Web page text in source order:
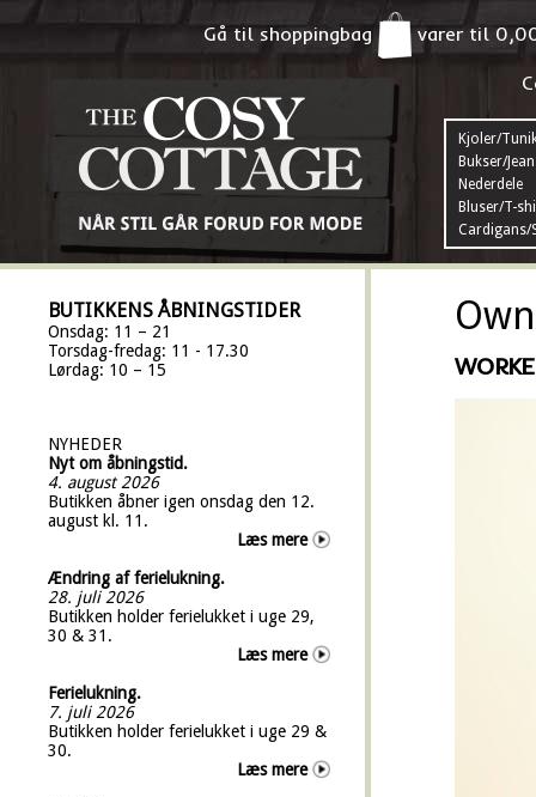
Gå til shoppingbag varer til
Kjoler/
Bukser/
Nederdele
Bluser/T-
Cardigans/
BUTIKKENS ÅBNINGSTIDER
Onsdag: 11 – 21
Torsdag-fredag: 11 - 17.30
Lørdag: 10 – 15
NYHEDER
Nyt om åbningstid.
4. august 2026
Butikken åbner igen onsdag den 12.
august kl. 11.
Læs mere
Ændring af ferielukning.
28. juli 2026
Butikken holder ferielukket i uge 29,
30 & 31.
Læs mere
Ferielukning.
7. juli 2026
Butikken holder ferielukket i uge 29 &
30.
Læs mere